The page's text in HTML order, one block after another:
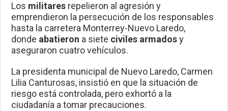
Los militares repelieron al agresión y
emprendieron la persecución de los responsables
hasta la carretera Monterrey-Nuevo Laredo,
donde abatieron a siete civiles armadosy
aseguraron cuatro vehículos.
La presidenta municipal de Nuevo Laredo, Carmen
Lilia Canturosas, insistió en que la situación de
riesgo está controlada, pero exhortó a la
ciudadanía a tomar precauciones.